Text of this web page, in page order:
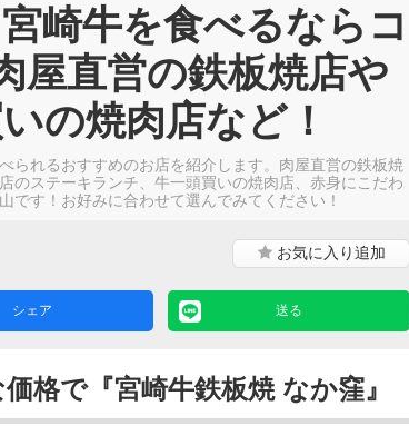
崎牛を食べるならコ
屋直営の鉄板焼店や
の焼肉店など！
られるおすすめのお店を紹介します。肉屋直営の鉄板焼
のステーキランチ、牛一頭買いの焼肉店、赤身にこだわ
です！お好みに合わせて選んでみてください！
お気に入り追加
シェア 送る
格で『宮崎牛鉄板焼 なか窪』